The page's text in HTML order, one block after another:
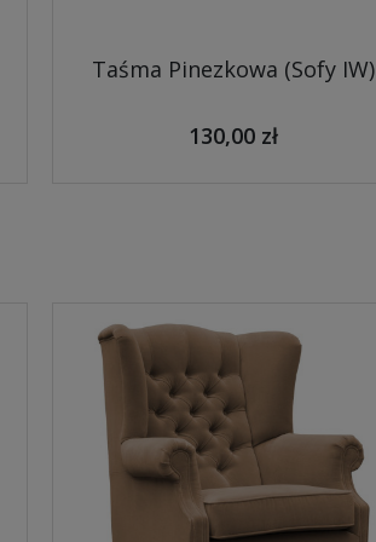
Taśma Pinezkowa (Sofy IW)
130,00 zł